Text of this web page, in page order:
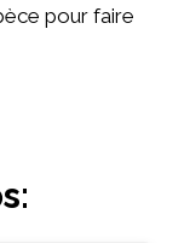
pour faire